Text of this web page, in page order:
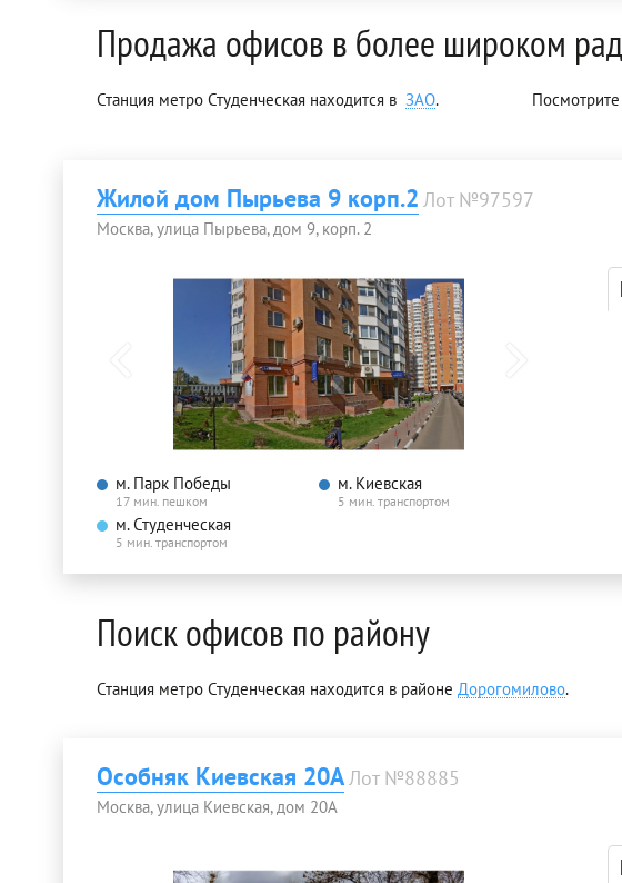
Продажа офисов в более широком
Станция метро Студенческая находится в ЗАО.
Жилой дом Пырьева 9 корп.2 Лот №97597
Москва, улица Пырьева, дом 9, корп. 2
м. Парк Победы
17 мин. пешком
м. Киевская
5 мин. транспортом
м. Студенческая
5 мин. транспортом
Поиск офисов по району
Станция метро Студенческая находится в районе Дорогомилово.
Особняк Киевская 20АЛот №88885
Москва, улица Киевская, дом 20А